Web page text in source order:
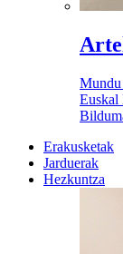
Mundu
Euskal
Erakusketak
Jarduerak
Hezkuntza